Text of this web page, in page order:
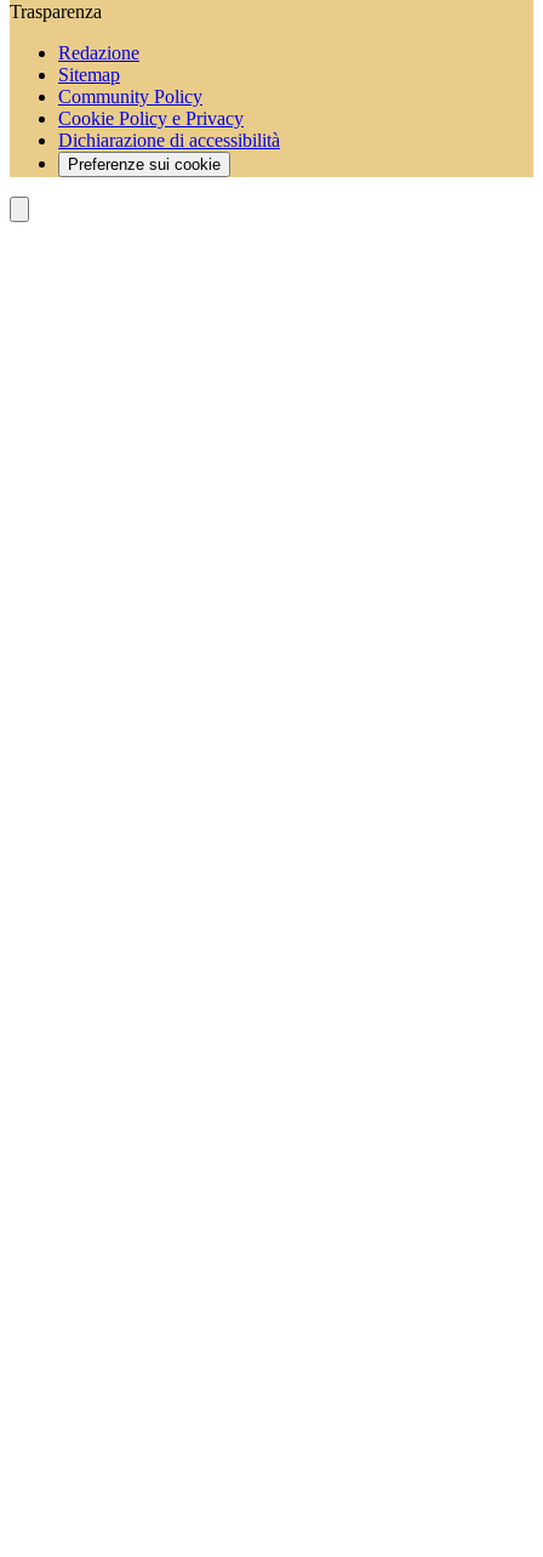
Trasparenza
Redazione
Sitemap
Community Policy
Cookie Policy e Privacy
Dichiarazione di accessibilità
Preferenze sui cookie